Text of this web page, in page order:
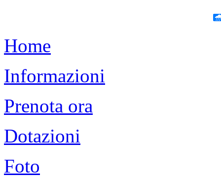
Home
Informazioni
Prenota ora
Dotazioni
Foto